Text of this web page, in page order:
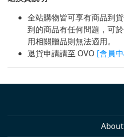
全站購物皆可享有商品到
到的商品有任何問題，可
用相關贈品則無法適用。
退貨申請請至 OVO [會員
About